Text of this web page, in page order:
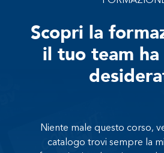
Scopri la
il tuo team ha
Niente male questo corso,
catalogo trovi sempre la